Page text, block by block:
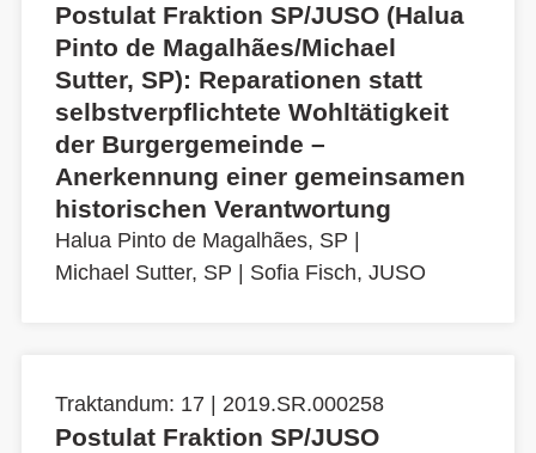
Postulat Fraktion SP/JUSO (Halua
Pinto de Magalhães/Michael
Sutter, SP): Reparationen statt
selbstverpflichtete Wohltätigkeit
der Burgergemeinde –
Anerkennung einer gemeinsamen
historischen Verantwortung
Halua Pinto de Magalhães, SP
Michael Sutter, SP
Sofia Fisch, JUSO
Traktandum: 17 | 2019.SR.000258
Postulat Fraktion SP/JUSO